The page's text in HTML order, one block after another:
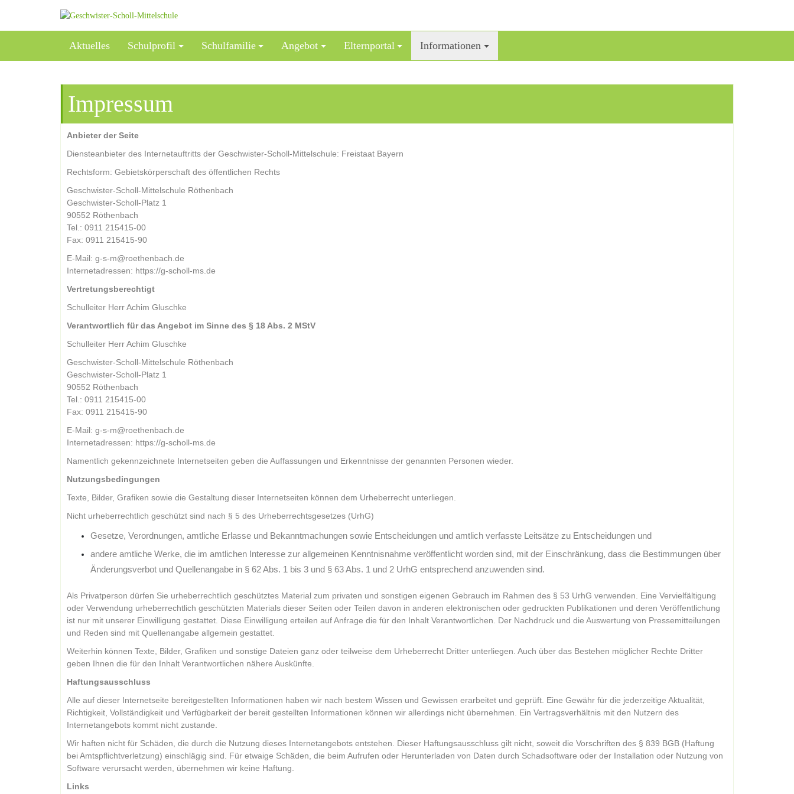
content
Aktuelles Schulprofil Schulfamilie Angebot Elternportal Informationen
Impressum
Anbieter der Seite
Diensteanbieter des Internetauftritts der Geschwister-Scholl-Mittelschule: Freistaat Bayern
Rechtsform: Gebietskörperschaft des öffentlichen Rechts
Geschwister-Scholl-Mittelschule Röthenbach
Geschwister-Scholl-Platz 1
90552 Röthenbach
Tel.: 0911 215415-00
Fax: 0911 215415-90
E-Mail: g-s-m@roethenbach.de
Internetadressen: https://g-scholl-ms.de
Vertretungsberechtigt
Schulleiter Herr Achim Gluschke
Verantwortlich für das Angebot im Sinne des § 18 Abs. 2 MStV
Schulleiter Herr Achim Gluschke
Geschwister-Scholl-Mittelschule Röthenbach
Geschwister-Scholl-Platz 1
90552 Röthenbach
Tel.: 0911 215415-00
Fax: 0911 215415-90
E-Mail: g-s-m@roethenbach.de
Internetadressen: https://g-scholl-ms.de
Namentlich gekennzeichnete Internetseiten geben die Auffassungen und Erkenntnisse der genannten Personen wieder.
Nutzungsbedingungen
Texte, Bilder, Grafiken sowie die Gestaltung dieser Internetseiten können dem Urheberrecht unterliegen.
Nicht urheberrechtlich geschützt sind nach § 5 des Urheberrechtsgesetzes (UrhG)
Gesetze, Verordnungen, amtliche Erlasse und Bekanntmachungen sowie Entscheidungen und amtlich verfasste Leitsätze zu Entscheidungen und
andere amtliche Werke, die im amtlichen Interesse zur allgemeinen Kenntnisnahme veröffentlicht worden sind, mit der Einschränkung, dass die Bestimmungen über
Änderungsverbot und Quellenangabe in § 62 Abs. 1 bis 3 und § 63 Abs. 1 und 2 UrhG entsprechend anzuwenden sind.
Als Privatperson dürfen Sie urheberrechtlich geschütztes Material zum privaten und sonstigen eigenen Gebrauch im Rahmen des § 53 UrhG verwenden. Eine Vervielfältigung
oder Verwendung urheberrechtlich geschützten Materials dieser Seiten oder Teilen davon in anderen elektronischen oder gedruckten Publikationen und deren Veröffentlichung
ist nur mit unserer Einwilligung gestattet. Diese Einwilligung erteilen auf Anfrage die für den Inhalt Verantwortlichen. Der Nachdruck und die Auswertung von Pressemitteilungen
und Reden sind mit Quellenangabe allgemein gestattet.
Weiterhin können Texte, Bilder, Grafiken und sonstige Dateien ganz oder teilweise dem Urheberrecht Dritter unterliegen. Auch über das Bestehen möglicher Rechte Dritter
geben Ihnen die für den Inhalt Verantwortlichen nähere Auskünfte.
Haftungsausschluss
Alle auf dieser Internetseite bereitgestellten Informationen haben wir nach bestem Wissen und Gewissen erarbeitet und geprüft. Eine Gewähr für die jederzeitige Aktualität,
Richtigkeit, Vollständigkeit und Verfügbarkeit der bereit gestellten Informationen können wir allerdings nicht übernehmen. Ein Vertragsverhältnis mit den Nutzern des
Internetangebots kommt nicht zustande.
Wir haften nicht für Schäden, die durch die Nutzung dieses Internetangebots entstehen. Dieser Haftungsausschluss gilt nicht, soweit die Vorschriften des § 839 BGB (Haftung
bei Amtspflichtverletzung) einschlägig sind. Für etwaige Schäden, die beim Aufrufen oder Herunterladen von Daten durch Schadsoftware oder der Installation oder Nutzung von
Software verursacht werden, übernehmen wir keine Haftung.
Links